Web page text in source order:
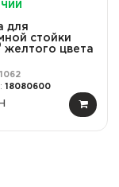
для
стойки
желтого цвета
1062
18080600